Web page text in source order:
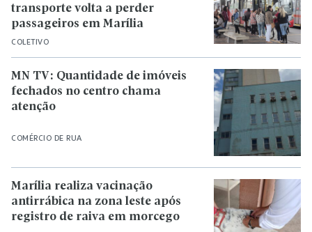
COLETIVO
transporte volta a perder
passageiros em Marília
COMÉRCIO DE RUA
MN TV: Quantidade de imóveis
fechados no centro chama
atenção
Marília realiza vacinação
antirrábica na zona leste após
registro de raiva em morcego